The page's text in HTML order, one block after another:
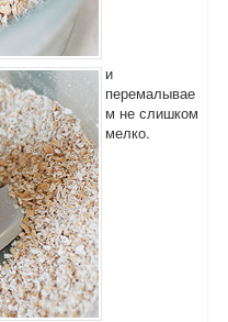
и
перемалывае
м не слишком
мелко.